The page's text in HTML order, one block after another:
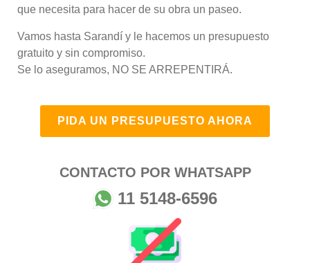
que necesita para hacer de su obra un paseo.
Vamos hasta Sarandí y le hacemos un presupuesto
gratuito y sin compromiso.
Se lo aseguramos, NO SE ARREPENTIRÁ.
PIDA UN PRESUPUESTO AHORA
CONTACTO POR WHATSAPP
11 5148-6596